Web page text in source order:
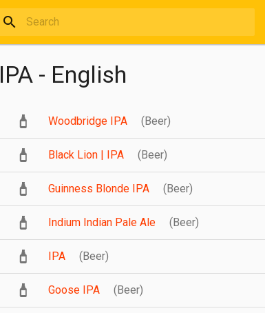
IPA - English
Woodbridge IPA (Beer)
Black Lion | IPA (Beer)
Guinness Blonde IPA (Beer)
Indium Indian Pale Ale (Beer)
IPA (Beer)
Goose IPA (Beer)